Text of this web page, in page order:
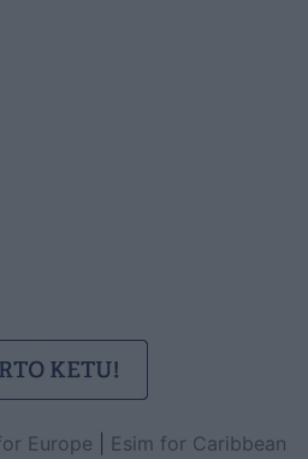
Europe
Esim for Caribbean